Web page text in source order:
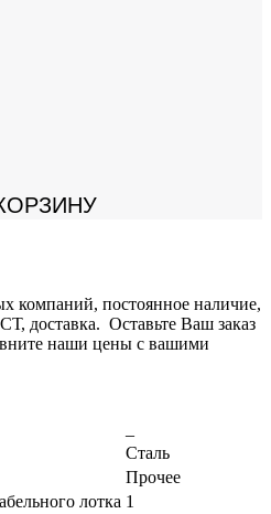
компаний, постоянное наличие,
доставка. Оставьте Ваш заказ
наши цены с вашими
Сталь
Прочее
лотка 1